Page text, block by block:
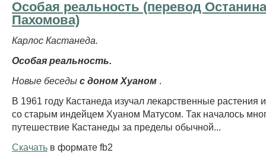
Особая реальность (перевод
Пахомова)
Карлос Кастанеда.
Особая реальность.
Новые беседы с доном Хуаном
В 1961 году Кастанеда изучал лекарственные растения
со старым индейцем Хуаном Матусом. Так началось
путешествие Кастанеды за пределы обычной...
Скачать в формате fb2